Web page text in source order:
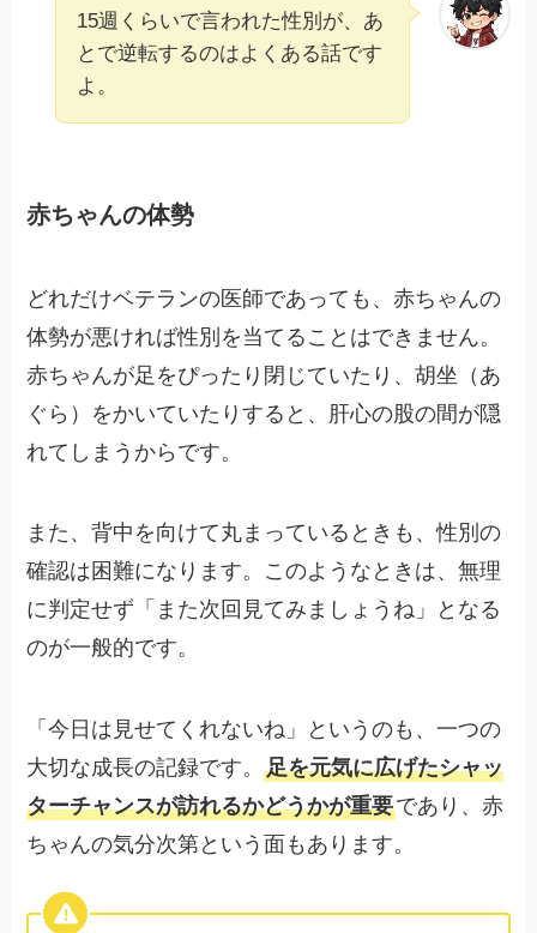
15週くらいで言われた性別が、あ
とで逆転するのはよくある話です
よ。
赤ちゃんの体勢
どれだけベテランの医師であっても、赤ちゃんの
体勢が悪ければ性別を当てることはできません。
赤ちゃんが足をぴったり閉じていたり、胡坐（あ
ぐら）をかいていたりすると、肝心の股の間が隠
れてしまうからです。
また、背中を向けて丸まっているときも、性別の
確認は困難になります。このようなときは、無理
に判定せず「また次回見てみましょうね」となる
のが一般的です。
「今日は見せてくれないね」というのも、一つの
大切な成長の記録です。足を元気に広げたシャッ
ターチャンスが訪れるかどうかが重要であり、赤
ちゃんの気分次第という面もあります。